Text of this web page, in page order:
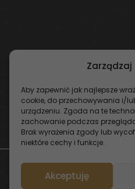
Aby zapewnić jak najlepsze
cookie, do przechowywania i/
urządzeniu. Zgoda na te
zachowanie podczas
Brak wyrażenia zgody lub
niektóre cechy i funkcje.
Akceptuję